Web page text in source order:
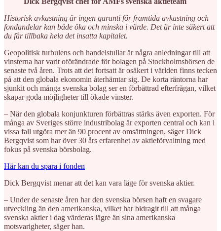
Historisk avkastning är ingen garanti för framtida avkastning och
fondandelar kan både öka och minska i värde. Det är inte säkert att
du får tillbaka hela det insatta kapitalet.
Geopolitisk turbulens och handelstullar är några anledningar till att
vinsterna har varit oförändrade för bolagen på Stockholmsbörsen de
senaste två åren. Trots att det fortsatt är osäkert i världen finns tecken
på att den globala ekonomin återhämtar sig. De korta räntorna har
sjunkit och många svenska bolag ser en förbättrad efterfrågan, vilket
skapar goda möjligheter till ökade vinster.
– När den globala konjunkturen förbättras stärks även exporten. För
många av Sveriges större industribolag är exporten central och kan i
vissa fall utgöra mer än 90 procent av omsättningen, säger Dick
Bergqvist som har över 30 års erfarenhet av aktieförvaltning med
fokus på svenska börsbolag.
Här kan du spara i fonden
Dick Bergqvist menar att det kan vara läge för svenska aktier.
– Under de senaste åren har den svenska börsen haft en svagare
utveckling än den amerikanska, vilket har bidragit till att många
svenska aktier i dag värderas lägre än sina amerikanska
motsvarigheter, säger han.